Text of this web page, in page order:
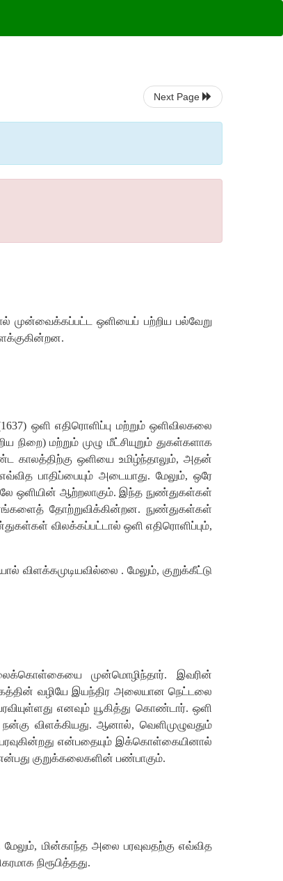
Next Page
முன்வைக்கப்பட்ட ஒளியைப் பற்றிய பல்வேறு
ஒளி எதிரொளிப்பு மற்றும் ஒளிவிலகலை
மற்றும் முழு மீட்சியுறும் துகள்களாக
காலத்திற்கு ஒளியை உமிழ்ந்தாலும், அதன்
பாதிப்பையும் அடையாது. மேலும், ஒரே
ஒளியின் ஆற்றலாகும். இந்த நுண்துகள்கள்
தோற்றுவிக்கின்றன. நுண்துகள்கள்
விலக்கப்பட்டால் ஒளி எதிரொளிப்பும்,
. மேலும், குறுக்கீட்டு
முன்மொழிந்தார். இவரின்
வழியே இயந்திர அலையான நெட்டலை
எனவும் யூகித்து கொண்டார். ஒளி
விளக்கியது. ஆனால், வெளிமுழுவதும்
என்பதையும் இக்கொள்கையினால்
குறுக்கலைகளின் பண்பாகும்.
மேலும், மின்காந்த அலை பரவுவதற்கு எவ்வித
நிரூபித்தது.